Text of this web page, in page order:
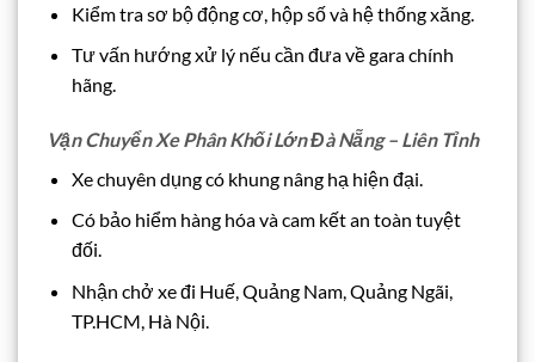
Kiểm tra sơ bộ động cơ, hộp số và hệ thống xăng.
Tư vấn hướng xử lý nếu cần đưa về gara chính
hãng.
Vận Chuyển Xe Phân Khối Lớn Đà Nẵng – Liên Tỉnh
Xe chuyên dụng có khung nâng hạ hiện đại.
Có bảo hiểm hàng hóa và cam kết an toàn tuyệt
đối.
Nhận chở xe đi Huế, Quảng Nam, Quảng Ngãi,
TP.HCM, Hà Nội.